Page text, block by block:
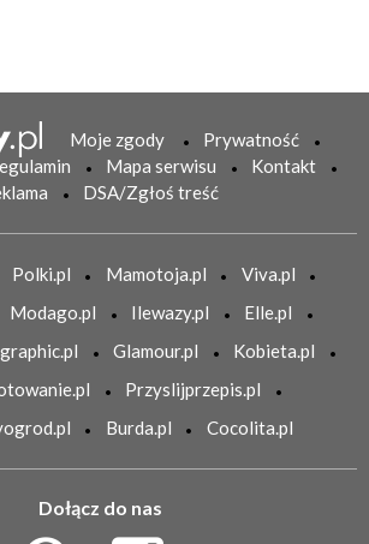
Moje zgody
Prywatność
Mapa serwisu
Kontakt
DSA/Zgłoś treść
Polki.pl Mamotoja.pl
Viva.pl
Modago.pl Ilewazy.pl
Elle.pl
Glamour.pl
Kobieta.pl
Przyslijprzepis.pl
Burda.pl Cocolita.pl
Dołącz do nas